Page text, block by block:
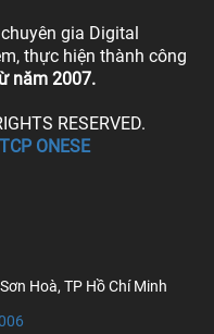
gia Digital
thực hiện thành công
năm 2007.
RESERVED.
ONESE
Hoà, TP Hồ Chí Minh